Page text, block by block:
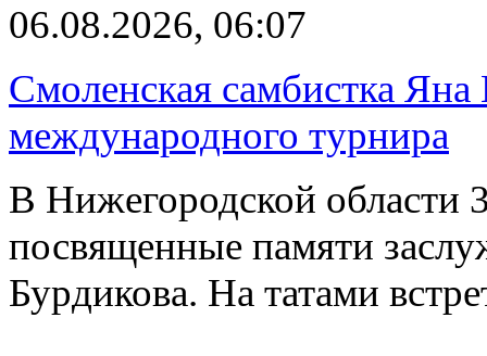
06.08.2026, 06:07
Смоленская самбистка Яна
международного турнира
В Нижегородской области
посвященные памяти
Бурдикова. На татами